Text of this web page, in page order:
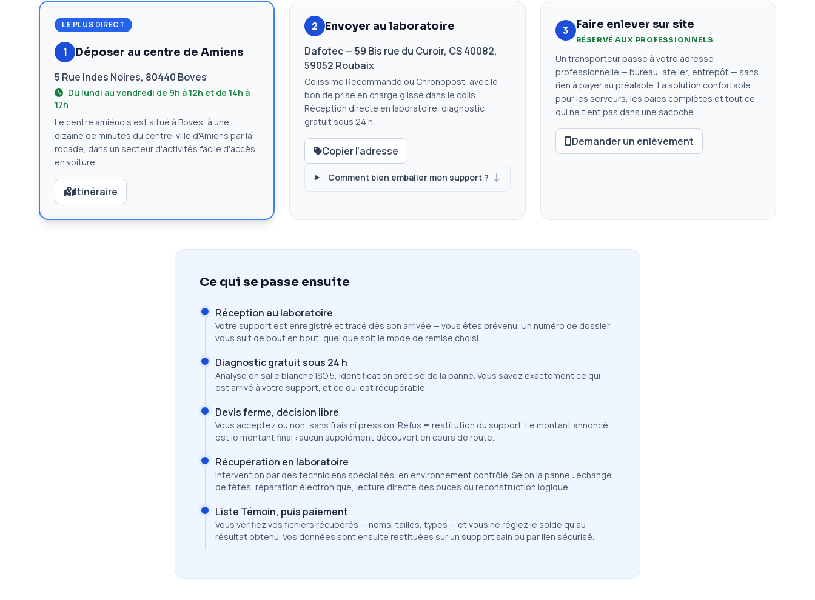
LE PLUS DIRECT
1
Déposer au centre de Amiens
5 Rue Indes Noires, 80440 Boves
Du lundi au vendredi de 9h à 12h et de 14h à
17h
Le centre amiénois est situé à Boves, à une
dizaine de minutes du centre-ville d'Amiens par la
rocade, dans un secteur d'activités facile d'accès
en voiture.
Itinéraire
2
Envoyer au laboratoire
Dafotec — 59 Bis rue du Curoir, CS 40082,
59052 Roubaix
Colissimo Recommandé ou Chronopost, avec le
bon de prise en charge glissé dans le colis.
Réception directe en laboratoire, diagnostic
gratuit sous 24 h.
Copier l'adresse
Comment bien emballer mon support ?
3 Faire enlever sur site
RÉSERVÉ AUX PROFESSIONNELS
Un transporteur passe à votre adresse
professionnelle — bureau, atelier, entrepôt — sans
rien à payer au préalable. La solution confortable
pour les serveurs, les baies complètes et tout ce
qui ne tient pas dans une sacoche.
Demander un enlèvement
Ce qui se passe ensuite
Réception au laboratoire
Votre support est enregistré et tracé dès son arrivée — vous êtes prévenu. Un numéro de dossier
vous suit de bout en bout, quel que soit le mode de remise choisi.
Diagnostic gratuit sous 24 h
Analyse en salle blanche ISO 5, identification précise de la panne. Vous savez exactement ce qui
est arrivé à votre support, et ce qui est récupérable.
Devis ferme, décision libre
Vous acceptez ou non, sans frais ni pression. Refus = restitution du support. Le montant annoncé
est le montant final : aucun supplément découvert en cours de route.
Récupération en laboratoire
Intervention par des techniciens spécialisés, en environnement contrôlé. Selon la panne : échange
de têtes, réparation électronique, lecture directe des puces ou reconstruction logique.
Liste Témoin, puis paiement
Vous vérifiez vos fichiers récupérés — noms, tailles, types — et vous ne réglez le solde qu'au
résultat obtenu. Vos données sont ensuite restituées sur un support sain ou par lien sécurisé.